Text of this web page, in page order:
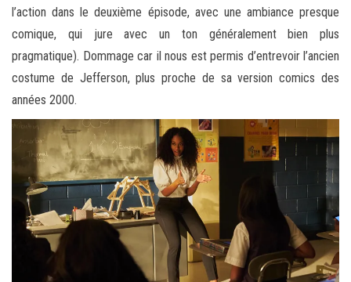
l’action dans le deuxième épisode, avec une ambiance presque
comique, qui jure avec un ton généralement bien plus
pragmatique). Dommage car il nous est permis d’entrevoir l’ancien
costume de Jefferson, plus proche de sa version comics des
années 2000.